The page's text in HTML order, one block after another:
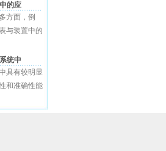
的应
方面，例
与装置中的
统中
具有较明显
和准确性能